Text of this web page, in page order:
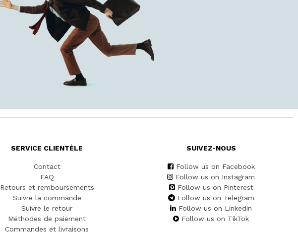
SERVICE CLIENTÈLE
Contact
FAQ
Retours et remboursements
Suivre la commande
Suivre le retour
Méthodes de paiement
Commandes et livraisons
SUIVEZ-NOUS
Follow us on Facebook
Follow us on Instagram
Follow us on Pinterest
Follow us on Telegram
Follow us on Linkedin
Follow us on TikTok